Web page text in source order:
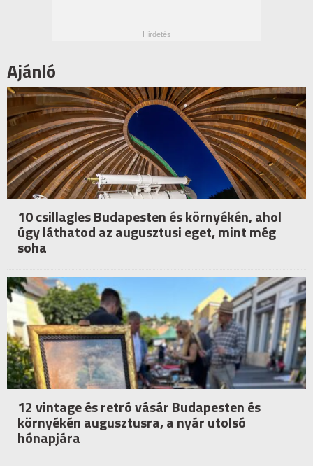
Ajánló
10 csillagles Budapesten és környékén, ahol
úgy láthatod az augusztusi eget, mint még
soha
12 vintage és retró vásár Budapesten és
környékén augusztusra, a nyár utolsó
hónapjára